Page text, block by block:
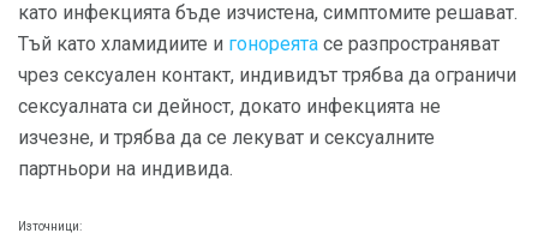
като инфекцията бъде изчистена, симптомите решават.
Тъй като хламидиите и гонореята се разпространяват
чрез сексуален контакт, индивидът трябва да ограничи
сексуалната си дейност, докато инфекцията не
изчезне, и трябва да се лекуват и сексуалните
партньори на индивида.
Източници: